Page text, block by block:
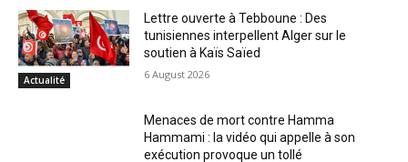
Actualité
Lettre ouverte à Tebboune : Des
tunisiennes interpellent Alger sur le
soutien à Kaïs Saïed
6 August 2026
Menaces de mort contre Hamma
Hammami : la vidéo qui appelle à son
exécution provoque un tollé